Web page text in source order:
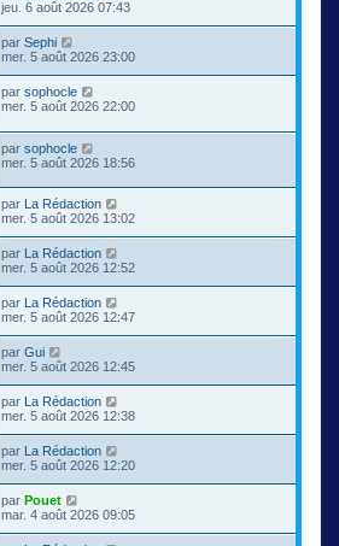
jeu. 6 août 2026 07:43
par Sephi
mer. 5 août 2026 23:00
par sophocle
mer. 5 août 2026 22:00
par sophocle
mer. 5 août 2026 18:56
par La Rédaction
mer. 5 août 2026 13:02
par La Rédaction
mer. 5 août 2026 12:52
par La Rédaction
mer. 5 août 2026 12:47
par Gui
mer. 5 août 2026 12:45
par La Rédaction
mer. 5 août 2026 12:38
par La Rédaction
mer. 5 août 2026 12:20
par Pouet
mar. 4 août 2026 09:05